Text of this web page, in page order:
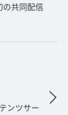
の共同配信
ンツサー